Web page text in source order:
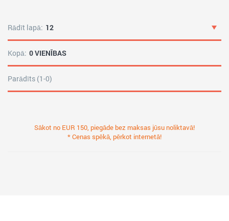
Rādīt lapā: 12
Kopā: 0 VIENĪBAS
Parādīts (1-0)
Sākot no EUR 150, piegāde bez maksas jūsu noliktavā!
* Cenas spēkā, pērkot internetā!